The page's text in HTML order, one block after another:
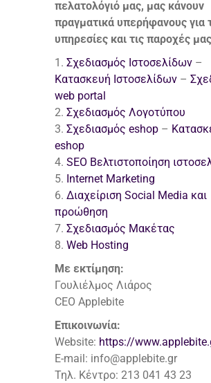
πελατολόγιό μας, μας κάνουν
πραγματικά υπερήφανους για
υπηρεσίες και τις παροχές
1. Σχεδιασμός Ιστοσελίδων –
Κατασκευή Ιστοσελίδων –
web portal
2. Σχεδιασμός Λογοτύπου
3. Σχεδιασμός eshop –
eshop
4. SEO Βελτιστοποίηση
5. Internet Marketing
6. Διαχείριση Social Media και
προώθηση
7. Σχεδιασμός Μακέτας
8. Web Hosting
Με εκτίμηση:
Γουλιέλμος Λιάρος
CEO Applebite
Επικοινωνία:
Website: https://
E-mail: info@applebite.gr
Τηλ. Κέντρο: 213 041 43 23